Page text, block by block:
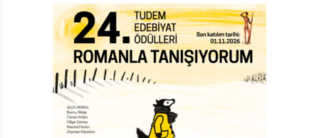
Çocuk, bu görevi yerine getirmek için önemli bir işe
imza atmış. Doğal hayatı koruma, eko vatandaşlık ve
sıfır atık konularında uzman; bu alanda çalışan
NoktalıUğur Böceği” (La coccinelle à 7 points
coccinelleaseptpoints.jimdofree.com)
adlı ajansın
kurucusu Karine Balzeau imzalı Sıfır Atık Görevleri,
gezegenimiz için